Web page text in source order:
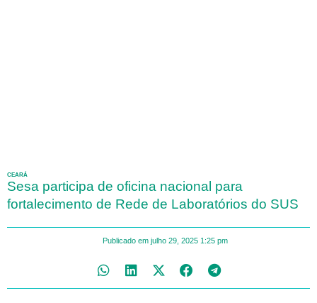
CEARÁ
Sesa participa de oficina nacional para
fortalecimento de Rede de Laboratórios do SUS
Publicado em julho 29, 2025 1:25 pm